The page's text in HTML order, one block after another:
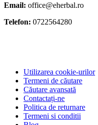
Email: office@eherbal.ro
Telefon: 0722564280
Utilizarea cookie-urilor
Termeni de căutare
Căutare avansată
Contactați-ne
Politica de returnare
Termeni si conditii